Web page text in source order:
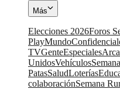
Más
Elecciones 2026Foros
PlayMundo
TVGenteEspeciales
UnidosVehículos
PatasSaludLoterías
colaboraciónSemana